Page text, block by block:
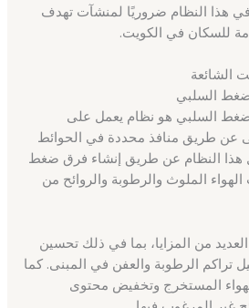
في هذا النظام ضروريًا لمنشآت تهدف
للسكان في الكويت.
الشائعة
السلبي
السلبي هو نظام يعمل على
عن طريق منافذ محددة في الحوائط
هذا النظام عن طريق إنشاء فرق ضغط
الملوث والرطوبة والروائح من
العديد من المزايا، بما في ذلك تحسين
تراكم الرطوبة والعفن في المبنى. كما
المستخرج وتخفيض محتوى